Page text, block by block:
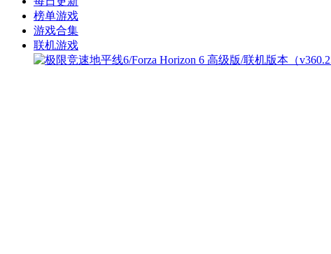
榜单游戏
游戏合集
联机游戏